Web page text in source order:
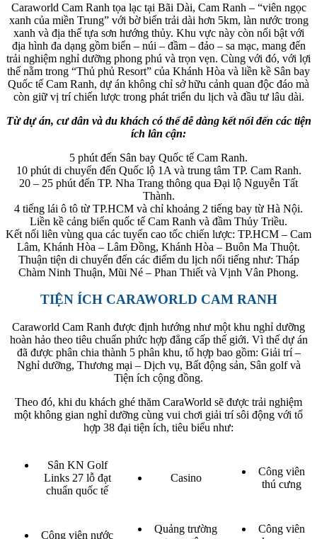
Caraworld Cam Ranh tọa lạc tại Bãi Dài, Cam Ranh – “viên ngọc
xanh của miền Trung” với bờ biển trải dài hơn 5km, làn nước trong
xanh và địa thế tựa sơn hướng thủy. Khu vực này còn nổi bật với
địa hình đa dạng gồm biển – núi – đầm – đảo – sa mạc, mang đến
trải nghiệm nghỉ dưỡng phong phú và trọn vẹn. Cùng với đó, với lợi
thế nằm trong “Thủ phủ Resort” của Khánh Hòa và liền kề Sân bay
Quốc tế Cam Ranh, dự án không chỉ sở hữu cảnh quan độc đáo mà
còn giữ vị trí chiến lược trong phát triển du lịch và đầu tư lâu dài.
Từ dự án, cư dân và du khách có thể dễ dàng kết nối đến các tiện
ích lân cận:
5 phút đến Sân bay Quốc tế Cam Ranh.
10 phút di chuyển đến Quốc lộ 1A và trung tâm TP. Cam Ranh.
20 – 25 phút đến TP. Nha Trang thông qua Đại lộ Nguyễn Tất
Thành.
4 tiếng lái ô tô từ TP.HCM và chỉ khoảng 2 tiếng bay từ Hà Nội.
Liền kề cảng biển quốc tế Cam Ranh và đầm Thủy Triều.
Kết nối liên vùng qua các tuyến cao tốc chiến lược: TP.HCM – Cam
Lâm, Khánh Hòa – Lâm Đồng, Khánh Hòa – Buôn Ma Thuột.
Thuận tiện di chuyển đến các điểm du lịch nổi tiếng như: Tháp
Chàm Ninh Thuận, Mũi Né – Phan Thiết và Vịnh Vân Phong.
TIỆN ÍCH CARAWORLD CAM RANH
Caraworld Cam Ranh được định hướng như một khu nghỉ dưỡng
hoàn hảo theo tiêu chuẩn phức hợp đẳng cấp thế giới. Vì thế dự án
đã được phân chia thành 5 phân khu, tổ hợp bao gồm: Giải trí –
Nghỉ dưỡng, Thương mại – Dịch vụ, Bất động sản, Sân golf và
Tiện ích cộng đồng.
Theo đó, khi du khách ghé thăm CaraWorld sẽ được trải nghiệm
một không gian nghỉ dưỡng cùng vui chơi giải trí sôi động với tổ
hợp 38 đại tiện ích, tiêu biểu như:
Sân KN Golf
Links 27 lỗ đạt
chuẩn quốc tế
Casino
Công viên
thú cưng
Công viên nước
Quảng trường
Công viên